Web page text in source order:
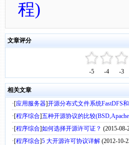
程)
文章评分
-5 -4 -3
相关文章
·[应用服务器]开源分布式文件系统FastDFS
·[程序综合]五种开源协议的比较
·[程序综合]如何选择开源许可证？ (2015-08-
·[程序综合]5 大开源许可协议详解 (2012-10-